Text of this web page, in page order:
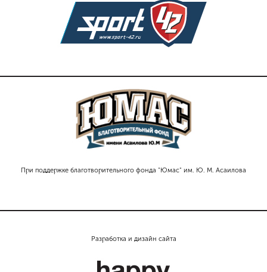
При поддержке благотворительного фонда "Юмас" им. Ю. М. Асаилова
Разработка и дизайн сайта